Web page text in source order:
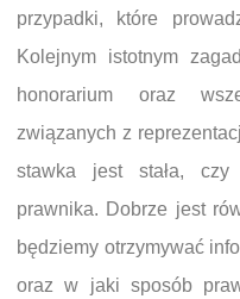
przypadki, które
Kolejnym istotnym
honorarium oraz
związanych z
stawka jest stała,
prawnika. Dobrze jest
będziemy otrzymywać
oraz w jaki sposób